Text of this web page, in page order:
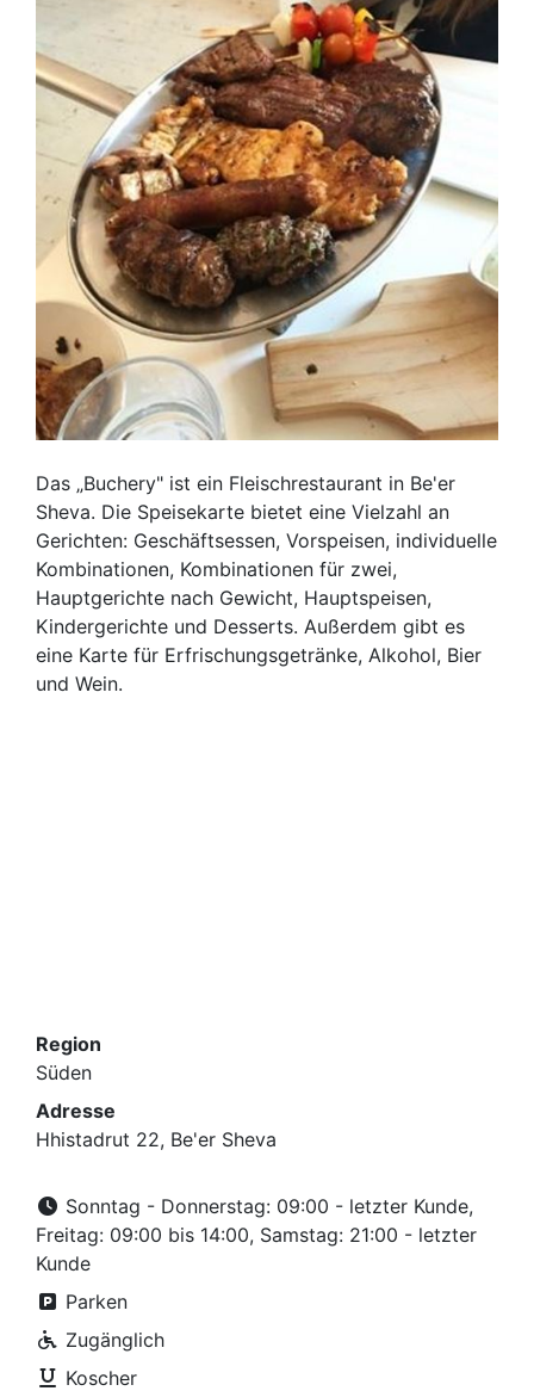
Das „Buchery" ist ein Fleischrestaurant in Be'er
Sheva. Die Speisekarte bietet eine Vielzahl an
Gerichten: Geschäftsessen, Vorspeisen, individuelle
Kombinationen, Kombinationen für zwei,
Hauptgerichte nach Gewicht, Hauptspeisen,
Kindergerichte und Desserts. Außerdem gibt es
eine Karte für Erfrischungsgetränke, Alkohol, Bier
und Wein.
Region
Süden
Adresse
Hhistadrut 22, Be'er Sheva
Sonntag - Donnerstag: 09:00 - letzter Kunde,
Freitag: 09:00 bis 14:00, Samstag: 21:00 - letzter
Kunde
Parken
Zugänglich
Koscher